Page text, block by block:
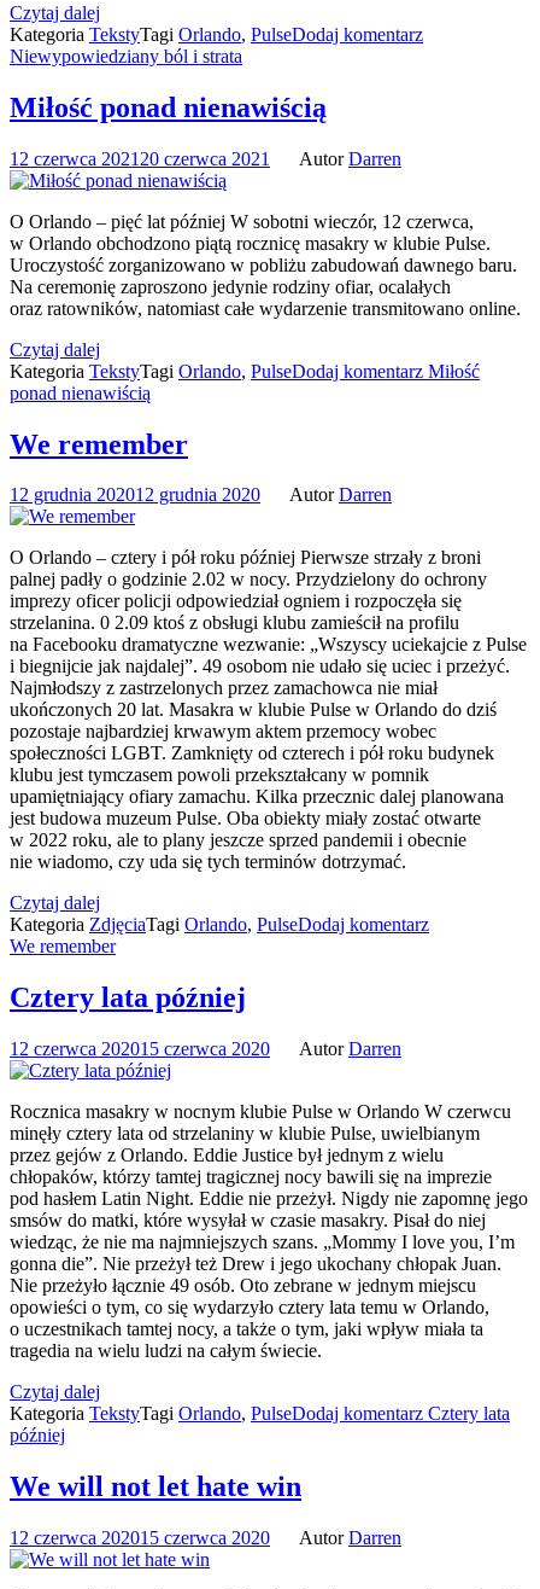
Czytaj dalej
Kategoria TekstyTagi Orlando, PulseDodaj komentarz
Niewypowiedziany ból i strata
Miłość ponad nienawiścią
12 czerwca 2021 20 czerwca 2021 AutorDarren
O Orlando – pięć lat później W sobotni wieczór, 12 czerwca,
w Orlando obchodzono piątą rocznicę masakry w klubie Pulse.
Uroczystość zorganizowano w pobliżu zabudowań dawnego baru.
Na ceremonię zaproszono jedynie rodziny ofiar, ocalałych
oraz ratowników, natomiast całe wydarzenie transmitowano online.
Czytaj dalej
Kategoria TekstyTagi Orlando, PulseDodaj komentarz Miłość
ponad nienawiścią
We remember
12 grudnia 202012 grudnia 2020 AutorDarren
O Orlando – cztery i pół roku później Pierwsze strzały z broni
palnej padły o godzinie 2.02 w nocy. Przydzielony do ochrony
imprezy oficer policji odpowiedział ogniem i rozpoczęła się
strzelanina. 0 2.09 ktoś z obsługi klubu zamieścił na profilu
na Facebooku dramatyczne wezwanie: „Wszyscy uciekajcie z Pulse
i biegnijcie jak najdalej”. 49 osobom nie udało się uciec i przeżyć.
Najmłodszy z zastrzelonych przez zamachowca nie miał
ukończonych 20 lat. Masakra w klubie Pulse w Orlando do dziś
pozostaje najbardziej krwawym aktem przemocy wobec
społeczności LGBT. Zamknięty od czterech i pół roku budynek
klubu jest tymczasem powoli przekształcany w pomnik
upamiętniający ofiary zamachu. Kilka przecznic dalej planowana
jest budowa muzeum Pulse. Oba obiekty miały zostać otwarte
w 2022 roku, ale to plany jeszcze sprzed pandemii i obecnie
nie wiadomo, czy uda się tych terminów dotrzymać.
Czytaj dalej
Kategoria ZdjęciaTagi Orlando, PulseDodaj komentarz
We remember
Cztery lata później
12 czerwca 202015 czerwca 2020 AutorDarren
Rocznica masakry w nocnym klubie Pulse w Orlando W czerwcu
minęły cztery lata od strzelaniny w klubie Pulse, uwielbianym
przez gejów z Orlando. Eddie Justice był jednym z wielu
chłopaków, którzy tamtej tragicznej nocy bawili się na imprezie
pod hasłem Latin Night. Eddie nie przeżył. Nigdy nie zapomnę jego
smsów do matki, które wysyłał w czasie masakry. Pisał do niej
wiedząc, że nie ma najmniejszych szans. „Mommy I love you, I’m
gonna die”. Nie przeżył też Drew i jego ukochany chłopak Juan.
Nie przeżyło łącznie 49 osób. Oto zebrane w jednym miejscu
opowieści o tym, co się wydarzyło cztery lata temu w Orlando,
o uczestnikach tamtej nocy, a także o tym, jaki wpływ miała ta
tragedia na wielu ludzi na całym świecie.
Czytaj dalej
Kategoria TekstyTagi Orlando, PulseDodaj komentarz Cztery lata
później
We will not let hate win
12 czerwca 202015 czerwca 2020 AutorDarren